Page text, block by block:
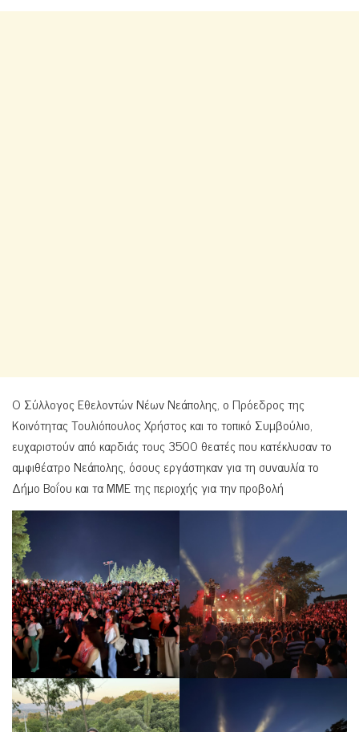
Ο Σύλλογος Εθελοντών Νέων Νεάπολης, ο Πρόεδρος της
Κοινότητας Τουλιόπουλος Χρήστος και το τοπικό Συμβούλιο,
ευχαριστούν από καρδιάς τους 3500 θεατές που κατέκλυσαν το
αμφιθέατρο Νεάπολης, όσους εργάστηκαν για τη συναυλία το
Δήμο Βοΐου και τα ΜΜΕ της περιοχής για την προβολή